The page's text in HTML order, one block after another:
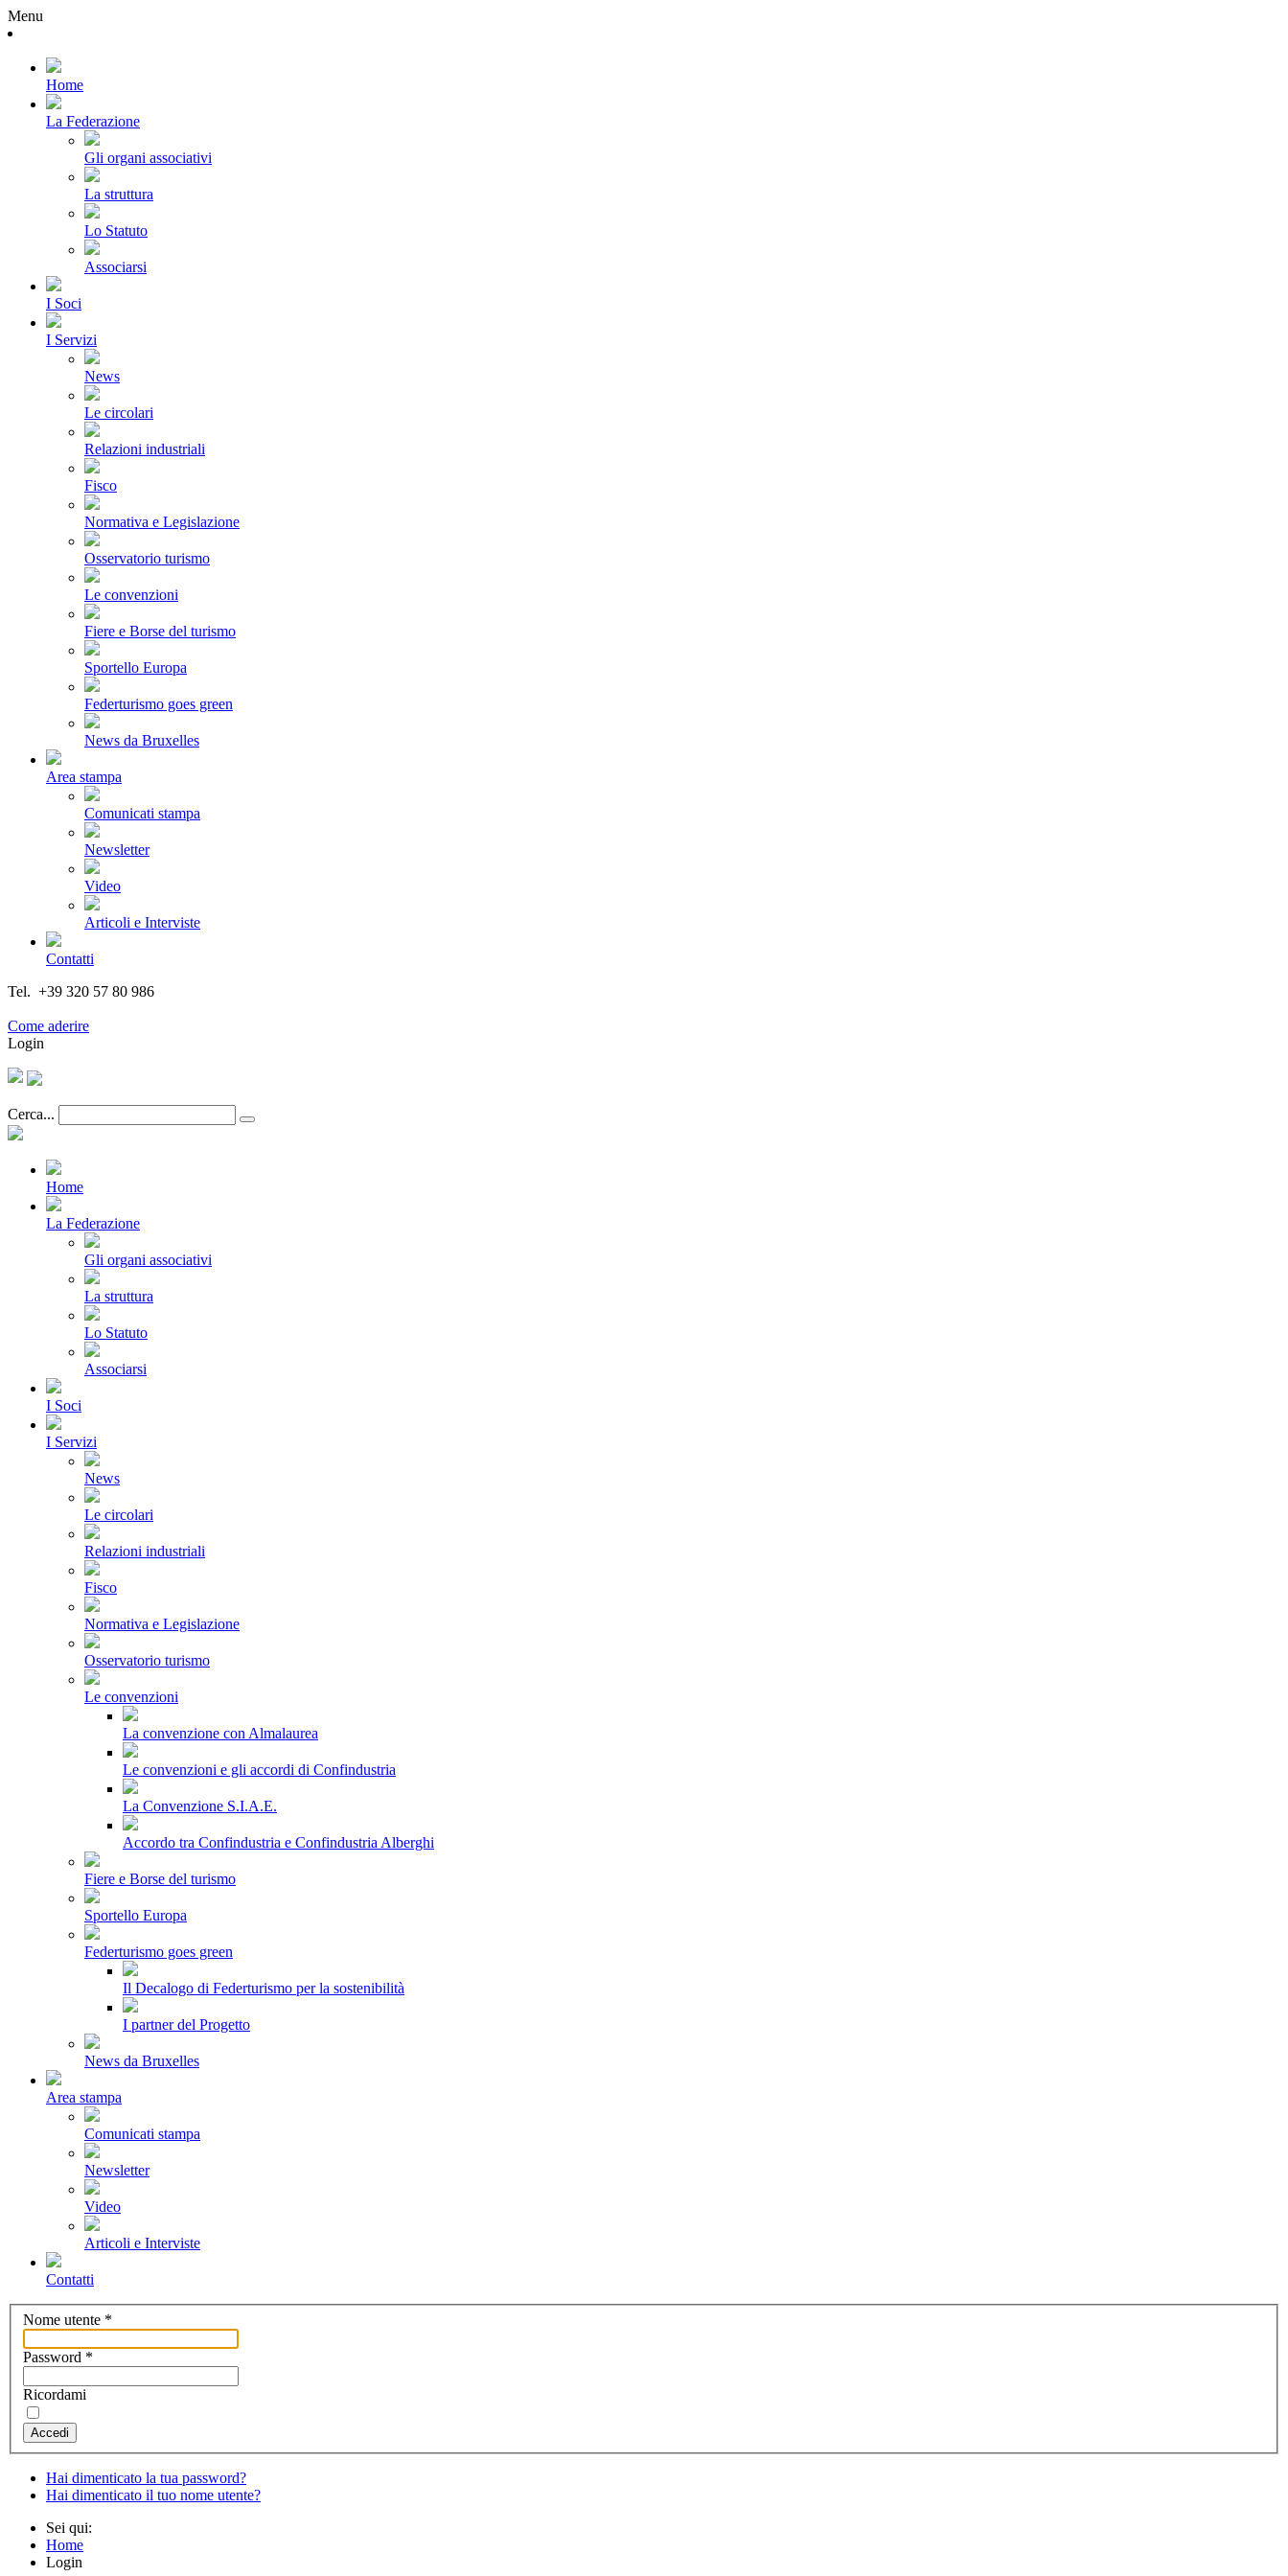
Menu
Home
La Federazione
Gli organi associativi
La struttura
Lo Statuto
Associarsi
I Soci
I Servizi
News
Le circolari
Relazioni industriali
Fisco
Normativa e Legislazione
Osservatorio turismo
Le convenzioni
Fiere e Borse del turismo
Sportello Europa
Federturismo goes green
News da Bruxelles
Area stampa
Comunicati stampa
Newsletter
Video
Articoli e Interviste
Contatti
Tel. +39 320 57 80 986
Come aderire
Login
Cerca...
Home
La Federazione
Gli organi associativi
La struttura
Lo Statuto
Associarsi
I Soci
I Servizi
News
Le circolari
Relazioni industriali
Fisco
Normativa e Legislazione
Osservatorio turismo
Le convenzioni
La convenzione con Almalaurea
Le convenzioni e gli accordi di Confindustria
La Convenzione S.I.A.E.
Accordo tra Confindustria e Confindustria Alberghi
Fiere e Borse del turismo
Sportello Europa
Federturismo goes green
Il Decalogo di Federturismo per la sostenibilità
I partner del Progetto
News da Bruxelles
Area stampa
Comunicati stampa
Newsletter
Video
Articoli e Interviste
Contatti
Nome utente *
Password *
Ricordami
Accedi
Hai dimenticato la tua password?
Hai dimenticato il tuo nome utente?
Sei qui:
Home
Login